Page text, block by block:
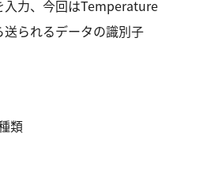
入力、今回はTemperature
送られるデータの識別子
類